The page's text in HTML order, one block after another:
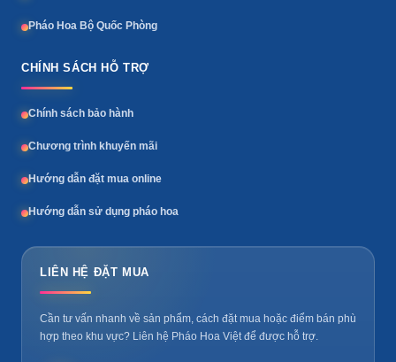
Pháo Hoa Bộ Quốc Phòng
CHÍNH SÁCH HỖ TRỢ
Chính sách bảo hành
Chương trình khuyến mãi
Hướng dẫn đặt mua online
Hướng dẫn sử dụng pháo hoa
LIÊN HỆ ĐẶT MUA
Cần tư vấn nhanh về sản phẩm, cách đặt mua hoặc điểm bán phù
hợp theo khu vực? Liên hệ Pháo Hoa Việt để được hỗ trợ.